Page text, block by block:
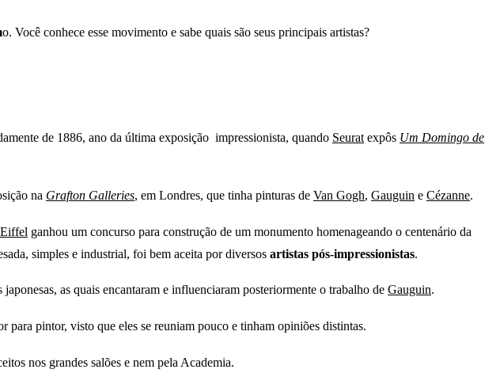
o. Você conhece esse movimento e sabe quais são seus principais artistas?
de 1886, ano da última exposição impressionista, quando Seurat expôs Um Domingo de
na Grafton Galleries, em Londres, que tinha pinturas de Van Gogh, Gauguin e Cézanne.
ganhou um concurso para construção de um monumento homenageando o centenário da
simples e industrial, foi bem aceita por diversos artistas pós-impressionistas.
as quais encantaram e influenciaram posteriormente o trabalho de Gauguin.
para pintor, visto que eles se reuniam pouco e tinham opiniões distintas.
nos grandes salões e nem pela Academia.